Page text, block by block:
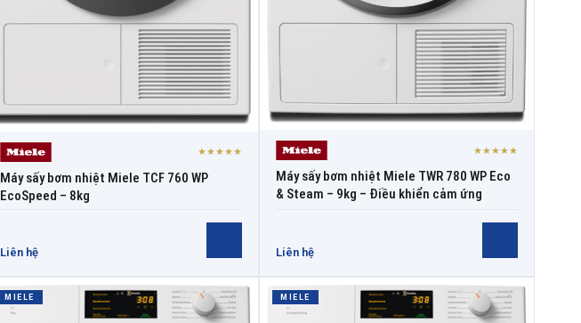
★★★★★
Máy sấy bơm nhiệt Miele TCF 760 WP
EcoSpeed – 8kg
Liên hệ
★★★★★
Máy sấy bơm nhiệt Miele TWR 780 WP Eco
& Steam – 9kg – Điều khiển cảm ứng
Liên hệ
MIELE MIELE